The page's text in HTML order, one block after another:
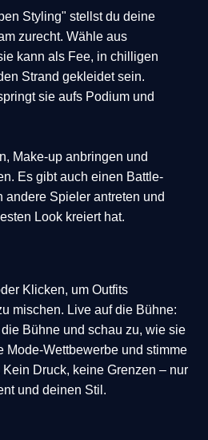
Styling" stellst du deine
zurecht. Wähle aus
kann als Fee, in chilligen
Strand gekleidet sein.
sie aufs Podium und
Make-up anbringen und
Es gibt auch einen Battle-
andere Spieler antreten und
Look kreiert hat.
Klicken, um Outfits
mischen. Live auf die Bühne:
Bühne und schau zu, wie sie
Mode-Wettbewerbe und stimme
Druck, keine Grenzen – nur
und deinen Stil.